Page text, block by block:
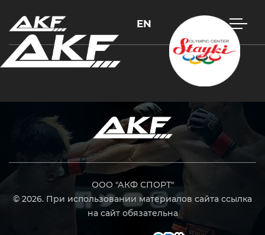
EN
ООО "АКФ СПОРТ"
© 2026. При использовании материалов сайта ссылка
на сайт обязательна
Нажмите Enter для поиска или Esc, чтобы закрыть